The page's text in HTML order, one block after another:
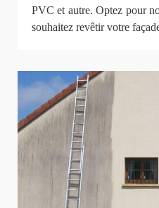
PVC et autre. Optez pour
souhaitez revêtir votre